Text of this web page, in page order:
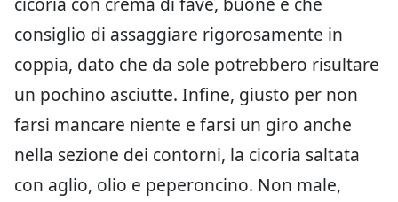
consiglio di assaggiare rigorosamente in
coppia, dato che da sole potrebbero risultare
un pochino asciutte. Infine, giusto per non
farsi mancare niente e farsi un giro anche
nella sezione dei contorni, la cicoria saltata
con aglio, olio e peperoncino. Non male,